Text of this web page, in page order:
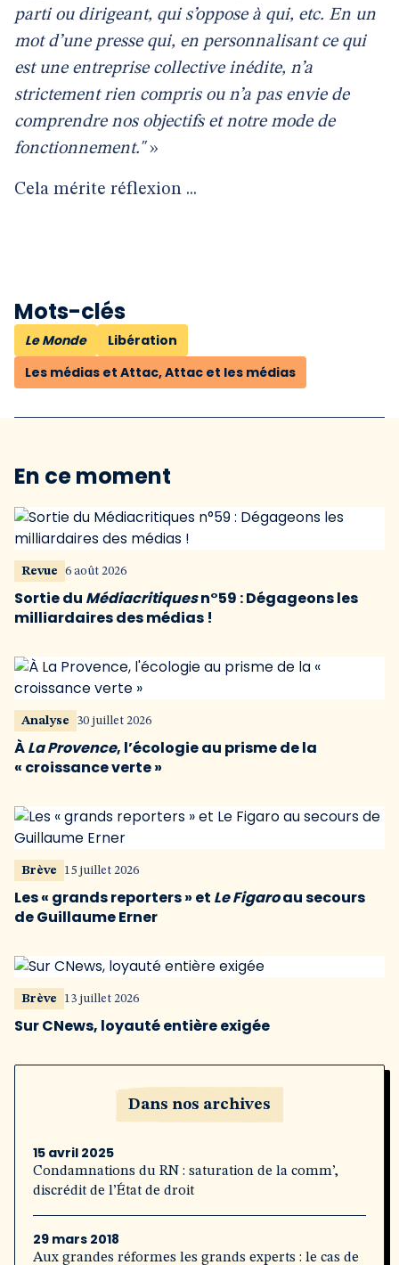
parti ou dirigeant, qui s’oppose à qui, etc. En un
mot d’une presse qui, en personnalisant ce qui
est une entreprise collective inédite, n’a
strictement rien compris ou n’a pas envie de
comprendre nos objectifs et notre mode de
fonctionnement."»
Cela mérite réflexion ...
Mots-clés
Le Monde
Libération
Les médias et Attac, Attac et les médias
En ce moment
Revue 6 août 2026
Sortie du Médiacritiquesn°59 : Dégageons les
milliardaires des médias !
Analyse 30 juillet 2026
ÀLa Provence, l’écologie au prisme de la
« croissance verte »
Brève 15 juillet 2026
Les « grands reporters » et Le Figaroau secours
de Guillaume Erner
Brève 13 juillet 2026
Sur CNews, loyauté entière exigée
Dans nos archives
15 avril 2025
Condamnations du RN : saturation de la comm’,
discrédit de l’État de droit
29 mars 2018
Aux grandes réformes les grands experts : le cas de